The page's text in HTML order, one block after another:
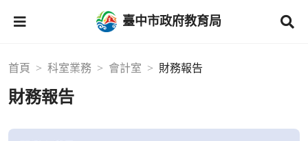
臺中市政府教育局
首頁 科室業務 會計室 財務報告
財務報告